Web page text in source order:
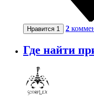
Нравится 1 2
Где найти